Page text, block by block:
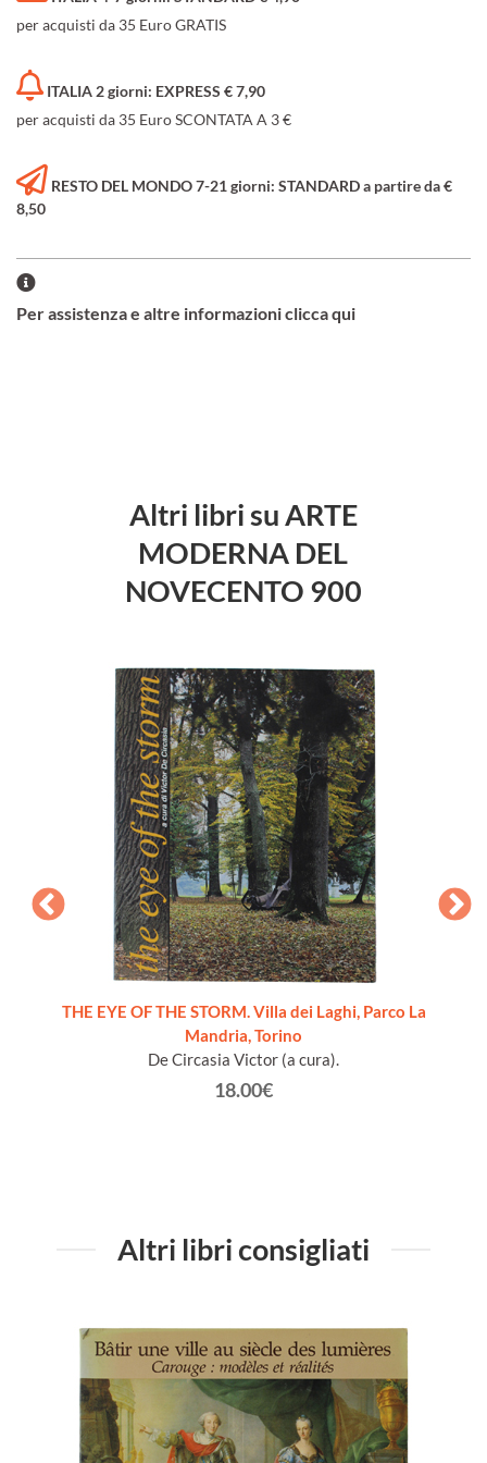
per acquisti da 35 Euro GRATIS
ITALIA 2 giorni: EXPRESS € 7,90
per acquisti da 35 Euro SCONTATA A 3 €
RESTO DEL MONDO 7-21 giorni: STANDARD a partire da €
8,50
Per assistenza e altre informazioni clicca qui
Altri libri su ARTE
MODERNA DEL
NOVECENTO 900
THE EYE OF THE STORM. Villa dei Laghi, Parco La
Mandria, Torino
De Circasia Victor (a cura).
18.00€
Altri libri consigliati